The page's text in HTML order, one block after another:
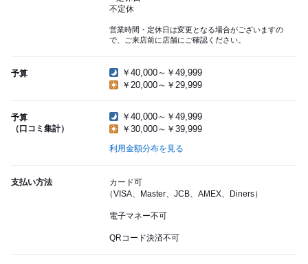
不定休
営業時間・定休日は変更となる場合がございますの
で、ご来店前に店舗にご確認ください。
予算
￥40,000～￥49,999
￥20,000～￥29,999
予算
（口コミ集計）
￥40,000～￥49,999
￥30,000～￥39,999
利用金額分布を見る
支払い方法
カード可
（VISA、Master、JCB、AMEX、Diners）
電子マネー不可
QRコード決済不可